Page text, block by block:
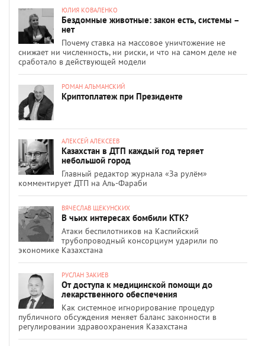
ЮЛИЯ КОВАЛЕНКО
Бездомные животные: закон есть, системы –
нет
Почему ставка на массовое уничтожение не
снижает ни численность, ни риски, и что на самом деле не
сработало в действующей модели
РОМАН АЛЬМАНСКИЙ
Криптоплатеж при Президенте
АЛЕКСЕЙ АЛЕКСЕЕВ
Казахстан в ДТП каждый год теряет
небольшой город
Главный редактор журнала «За рулём»
комментирует ДТП на Аль-Фараби
ВЯЧЕСЛАВ ЩЕКУНСКИХ
В чьих интересах бомбили КТК?
Атаки беспилотников на Каспийский
трубопроводный консорциум ударили по
экономике Казахстана
РУСЛАН ЗАКИЕВ
От доступа к медицинской помощи до
лекарственного обеспечения
Как системное игнорирование процедур
публичного обсуждения меняет баланс законности в
регулировании здравоохранения Казахстана